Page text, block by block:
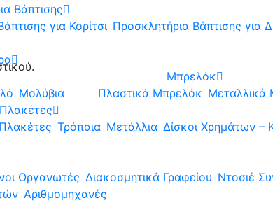
Βάπτισης
για Κορίτσι Προσκλητήρια Βάπτισης για
Μολύβια
Μπρελόκ
Πλαστικά Μπρελόκ Μεταλλικά
Τρόπαια Μετάλλια Δίσκοι Χρημάτων –
Οργανωτές Διακοσμητικά Γραφείου Ντοσιέ
Αριθμομηχανές